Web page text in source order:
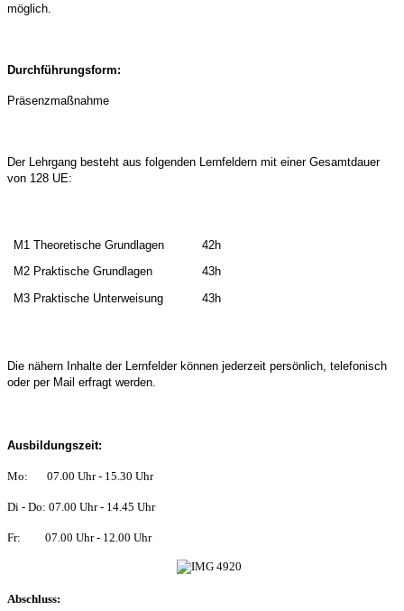
möglich.
Durchführungsform:
Präsenzmaßnahme
Der Lehrgang besteht aus folgenden Lernfeldern mit einer Gesamtdauer
von 128 UE:
M1 Theoretische Grundlagen
42h
M2 Praktische Grundlagen
43h
M3 Praktische Unterweisung
43h
Die nähern Inhalte der Lernfelder können jederzeit persönlich, telefonisch
oder per Mail erfragt werden.
Ausbildungszeit:
Mo: 07.00 Uhr - 15.30 Uhr
Di - Do: 07.00 Uhr - 14.45 Uhr
Fr: 07.00 Uhr - 12.00 Uhr
Abschluss: